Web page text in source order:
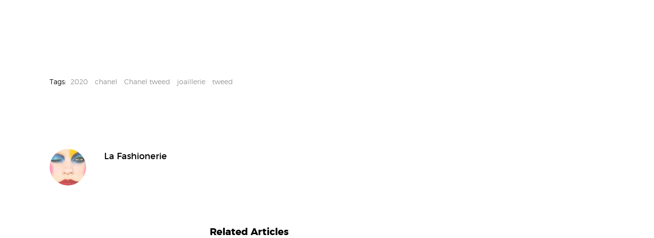
Tags: 2020 chanel Chanel tweed joaillerie tweed
La Fashionerie
Related Articles